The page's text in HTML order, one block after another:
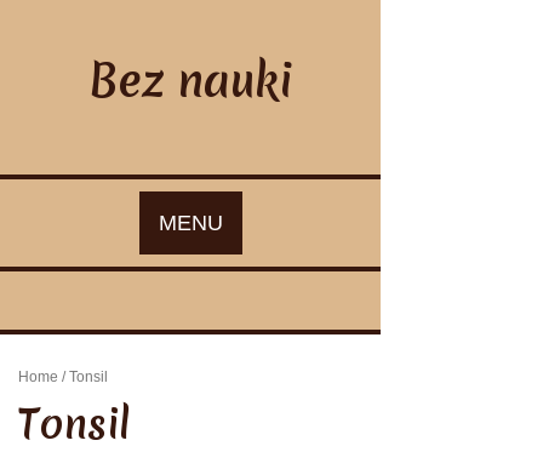
Bez nauki
MENU
Home / Tonsil
Tonsil